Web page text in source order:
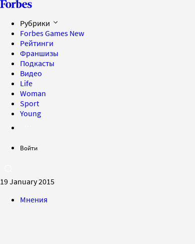
Рубрики
Forbes Games New
Рейтинги
Франшизы
Подкасты
Видео
Life
Woman
Sport
Young
Войти
19 January 2015
Мнения